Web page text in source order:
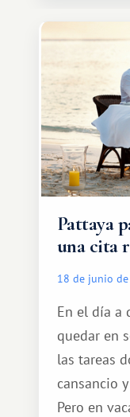
turístico.
Pattaya
una cita
18 de junio
En el día a
quedar en
las tareas
cansancio
Pero en